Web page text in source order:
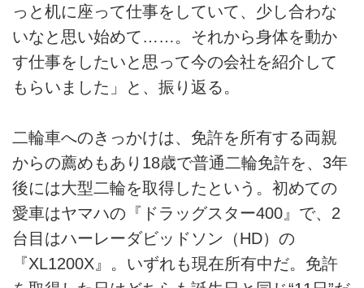
っと机に座って仕事をしていて、少し合わな
いなと思い始めて……。それから身体を動か
す仕事をしたいと思って今の会社を紹介して
もらいました」と、振り返る。
二輪車へのきっかけは、免許を所有する両親
からの薦めもあり18歳で普通二輪免許を、3年
後には大型二輪を取得したという。初めての
愛車はヤマハの『ドラッグスター400』で、2
台目はハーレーダビッドソン（HD）の
『XL1200X』。いずれも現在所有中だ。免許